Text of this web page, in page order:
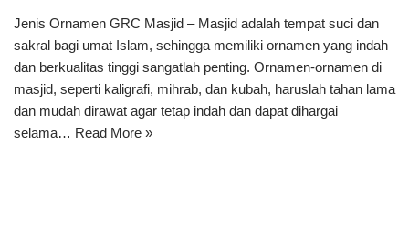
Jenis Ornamen GRC Masjid – Masjid adalah tempat suci dan
sakral bagi umat Islam, sehingga memiliki ornamen yang indah
dan berkualitas tinggi sangatlah penting. Ornamen-ornamen di
masjid, seperti kaligrafi, mihrab, dan kubah, haruslah tahan lama
dan mudah dirawat agar tetap indah dan dapat dihargai
selama… Read More »